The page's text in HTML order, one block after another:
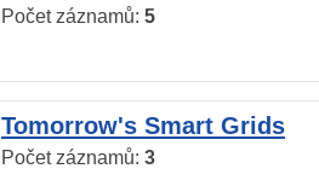
Počet záznamů: 5
Tomorrow's Smart Grids
Počet záznamů: 3